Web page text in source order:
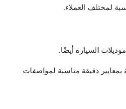
لمختلف العملاء.
السيارة أيضًا.
بمعايير دقيقة مناسبة لمواصفات